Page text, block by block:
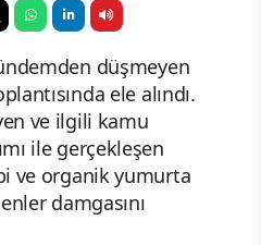
düşmeyen
ele alındı.
ve ilgili kamu
ile gerçekleşen
ve organik yumurta
damgasını